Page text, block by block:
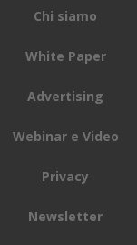
Chi siamo
White Paper
Advertising
Webinar e Video
Privacy
Newsletter